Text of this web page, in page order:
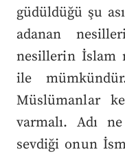
güdüldüğü şu
adanan
nesillerin İslam
ile
Müslümanlar
varmalı. Adı
sevdiği onun